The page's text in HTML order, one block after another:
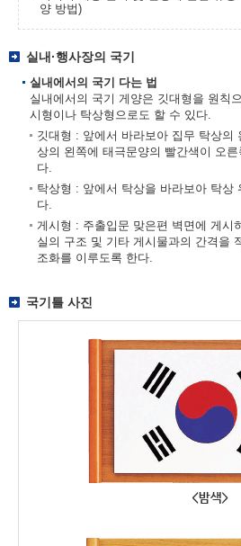
양 방법)
실내·행사장의 국기
실내에서의 국기 다는 법
실내에서의 국기 게양은 깃대형을 원칙
시형이나 탁상형으로도 할 수 있다.
깃대형 : 앞에서 바라보아 집무 탁상의
상의 왼쪽에 태극문양의 빨간색이 오
다.
탁상형 : 앞에서 탁상을 바라보아 탁상
다.
게시형 : 주출입문 맞은편 벽면에 게시
실의 구조 및 기타 게시물과의 간격을
조화를 이루도록 한다.
국기틀 사진